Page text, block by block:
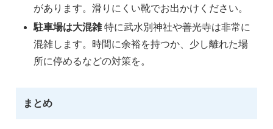
があります。滑りにくい靴でお出かけください。
駐車場は大混雑特に武水別神社や善光寺は非常に
混雑します。時間に余裕を持つか、少し離れた場
所に停めるなどの対策を。
まとめ